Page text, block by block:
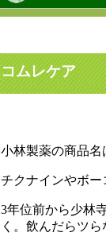
コムレケア
小林製薬の商品名
チクナインやボー
3年位前から少林
く。飲んだらツ